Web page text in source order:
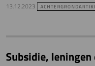
13.12.2023
Subsidie,